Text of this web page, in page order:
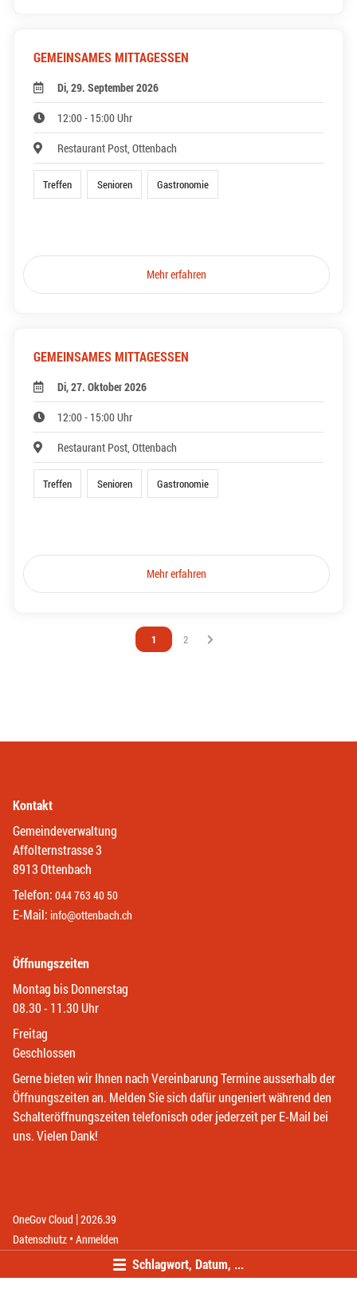
Schlagwort, Datum, ...
GEMEINSAMES MITTAGESSEN
Di, 29. September 2026
12:00 - 15:00 Uhr
Restaurant Post, Ottenbach
Treffen Senioren Gastronomie
Mehr erfahren
GEMEINSAMES MITTAGESSEN
Di, 27. Oktober 2026
12:00 - 15:00 Uhr
Restaurant Post, Ottenbach
Treffen Senioren Gastronomie
Mehr erfahren
Vous êtes sur la page
1 Vous êtes sur la page
2
Kontakt
Gemeindeverwaltung
Affolternstrasse 3
8913 Ottenbach
Telefon: 044 763 40 50
E-Mail: info@ottenbach.ch
Öffnungszeiten
Montag bis Donnerstag
08.30 - 11.30 Uhr
Freitag
Geschlossen
Gerne bieten wir Ihnen nach Vereinbarung Termine ausserhalb der
Öffnungszeiten an. Melden Sie sich dafür ungeniert während den
Schalteröffnungszeiten telefonisch oder jederzeit per E-Mail bei
uns. Vielen Dank!
OneGov Cloud (External Link)
|2026.39
Datenschutz (External Link)
Anmelden